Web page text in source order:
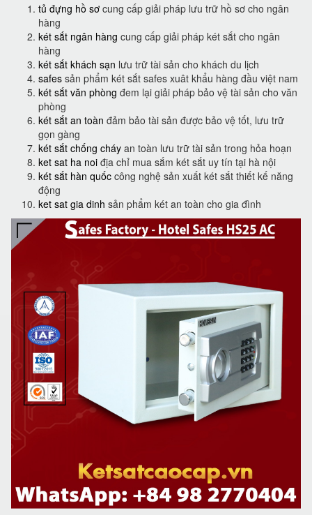
tủ đựng hồ sơ cung cấp giải pháp lưu trữ hồ sơ cho ngân
hàng
két sắt ngân hàng cung cấp giải pháp két sắt cho ngân
hàng
két sắt khách sạn lưu trữ tài sản cho khách du lịch
safes sản phẩm két sắt safes xuât khẩu hàng đầu việt nam
két sắt văn phòng đem lại giải pháp bảo vệ tài sản cho văn
phòng
két sắt an toàn đảm bảo tài sản được bảo vệ tốt, lưu trữ
gọn gàng
két sắt chống cháy an toàn lưu trữ tài sản trong hỏa hoạn
ket sat ha noi địa chỉ mua sắm két sắt uy tín tại hà nội
két sắt hàn quốc công nghệ sản xuất két sắt thiết kế năng
động
ket sat gia dinh sản phẩm két an toàn cho gia đình